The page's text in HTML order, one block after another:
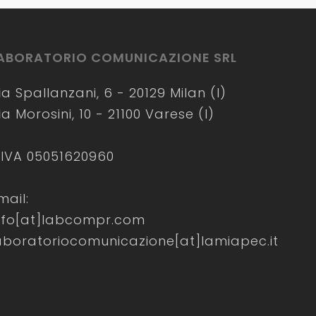
COMUNICAZIONE SRL
Spallanzani, 6 - 20129 Milan (I)
Morosini, 10 - 21100 Varese (I)
05051620960